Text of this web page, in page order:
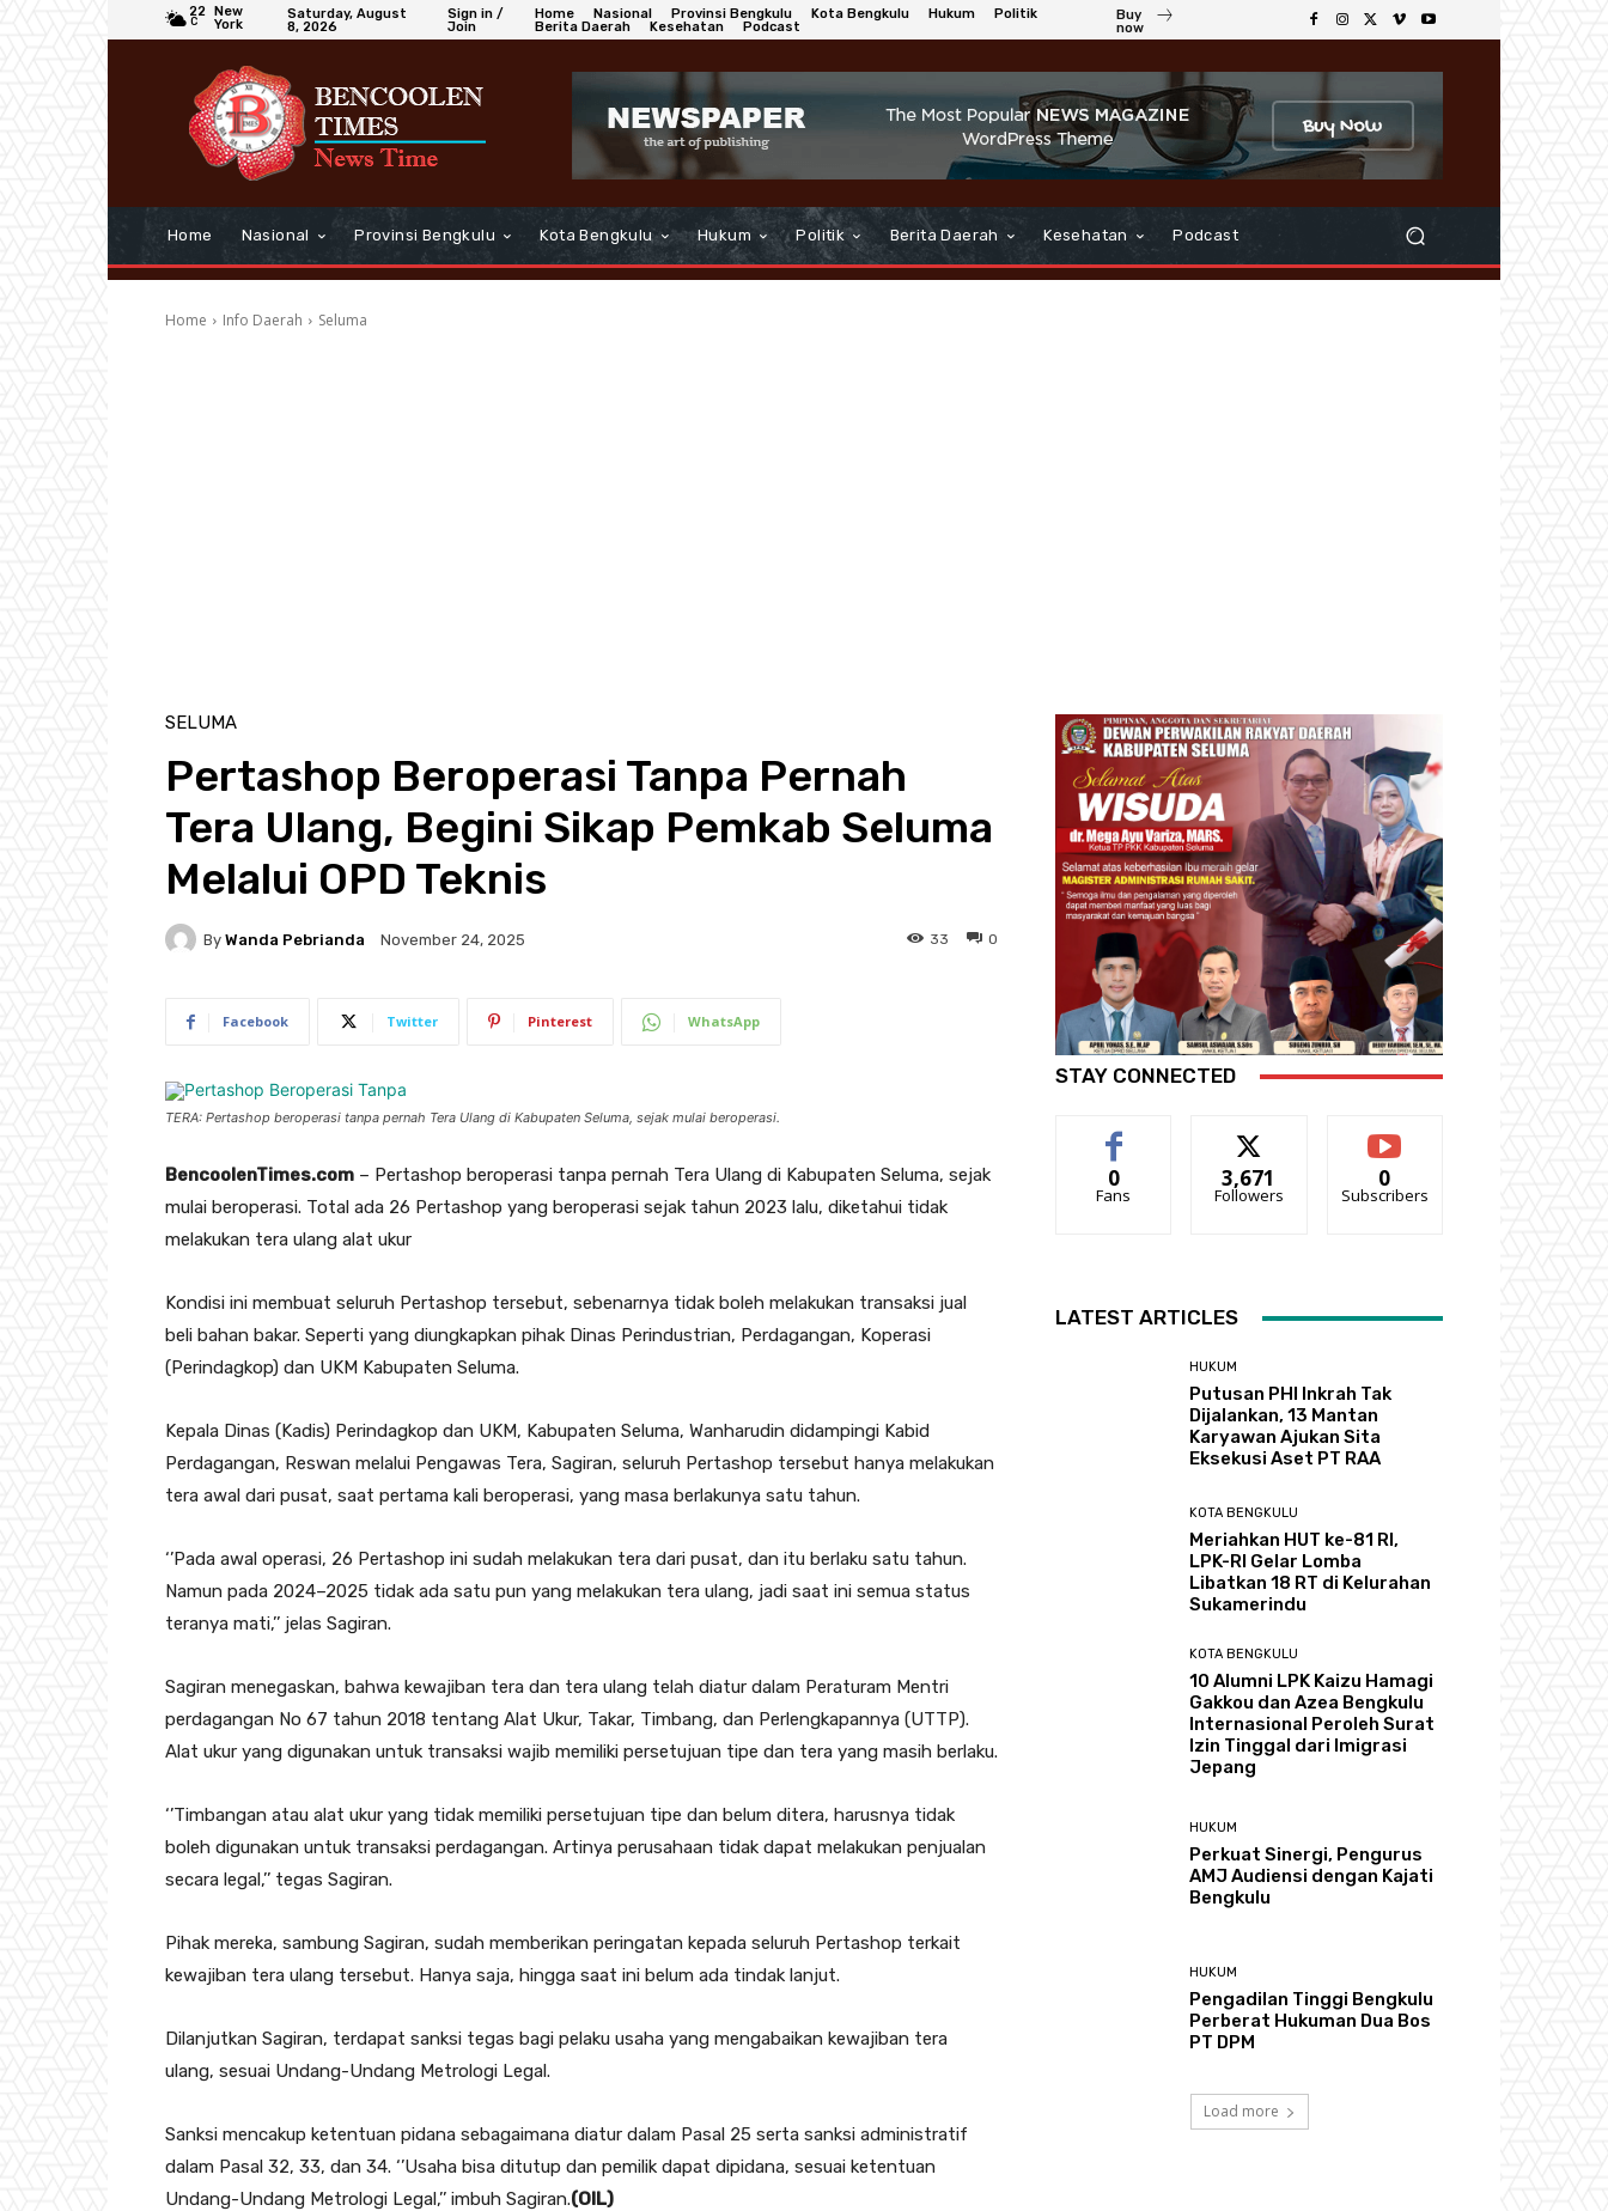
22
C
New
York
Saturday, August
8, 2026
Sign in /
Join
Home Nasional Provinsi Bengkulu Kota Bengkulu Hukum
Politik
Berita Daerah
Kesehatan Podcast
Buy
now
Home Nasional Provinsi Bengkulu Kota Bengkulu Hukum Politik Berita Daerah Kesehatan Podcast
Home Info Daerah Seluma
SELUMA
Pertashop Beroperasi Tanpa Pernah
Tera Ulang, Begini Sikap Pemkab Seluma
Melalui OPD Teknis
By Wanda Pebrianda November 24, 2025 0
33
Facebook Twitter Pinterest WhatsApp
TERA: Pertashop beroperasi tanpa pernah Tera Ulang di Kabupaten Seluma, sejak mulai beroperasi.
BencoolenTimes.com – Pertashop beroperasi tanpa pernah Tera Ulang di Kabupaten Seluma, sejak
mulai beroperasi. Total ada 26 Pertashop yang beroperasi sejak tahun 2023 lalu, diketahui tidak
melakukan tera ulang alat ukur
Kondisi ini membuat seluruh Pertashop tersebut, sebenarnya tidak boleh melakukan transaksi jual
beli bahan bakar. Seperti yang diungkapkan pihak Dinas Perindustrian, Perdagangan, Koperasi
(Perindagkop) dan UKM Kabupaten Seluma.
Kepala Dinas (Kadis) Perindagkop dan UKM, Kabupaten Seluma, Wanharudin didampingi Kabid
Perdagangan, Reswan melalui Pengawas Tera, Sagiran, seluruh Pertashop tersebut hanya melakukan
tera awal dari pusat, saat pertama kali beroperasi, yang masa berlakunya satu tahun.
‘’Pada awal operasi, 26 Pertashop ini sudah melakukan tera dari pusat, dan itu berlaku satu tahun.
Namun pada 2024–2025 tidak ada satu pun yang melakukan tera ulang, jadi saat ini semua status
teranya mati,’’ jelas Sagiran.
Sagiran menegaskan, bahwa kewajiban tera dan tera ulang telah diatur dalam Peraturam Mentri
perdagangan No 67 tahun 2018 tentang Alat Ukur, Takar, Timbang, dan Perlengkapannya (UTTP).
Alat ukur yang digunakan untuk transaksi wajib memiliki persetujuan tipe dan tera yang masih berlaku.
‘’Timbangan atau alat ukur yang tidak memiliki persetujuan tipe dan belum ditera, harusnya tidak
boleh digunakan untuk transaksi perdagangan. Artinya perusahaan tidak dapat melakukan penjualan
secara legal,’’ tegas Sagiran.
Pihak mereka, sambung Sagiran, sudah memberikan peringatan kepada seluruh Pertashop terkait
kewajiban tera ulang tersebut. Hanya saja, hingga saat ini belum ada tindak lanjut.
Dilanjutkan Sagiran, terdapat sanksi tegas bagi pelaku usaha yang mengabaikan kewajiban tera
ulang, sesuai Undang-Undang Metrologi Legal.
Sanksi mencakup ketentuan pidana sebagaimana diatur dalam Pasal 25 serta sanksi administratif
dalam Pasal 32, 33, dan 34. ‘’Usaha bisa ditutup dan pemilik dapat dipidana, sesuai ketentuan
Undang-Undang Metrologi Legal,’’ imbuh Sagiran.(OIL)
STAY CONNECTED
0
Fans
3,671
Followers
0
Subscribers
LATEST ARTICLES
HUKUM
Putusan PHI Inkrah Tak
Dijalankan, 13 Mantan
Karyawan Ajukan Sita
Eksekusi Aset PT RAA
KOTA BENGKULU
Meriahkan HUT ke-81 RI,
LPK-RI Gelar Lomba
Libatkan 18 RT di Kelurahan
Sukamerindu
KOTA BENGKULU
‎10 Alumni LPK Kaizu Hamagi
Gakkou dan Azea Bengkulu
Internasional Peroleh Surat
Izin Tinggal dari Imigrasi
Jepang
HUKUM
Perkuat Sinergi, Pengurus
AMJ Audiensi dengan Kajati
Bengkulu
HUKUM
Pengadilan Tinggi Bengkulu
Perberat Hukuman Dua Bos
PT DPM
Load more